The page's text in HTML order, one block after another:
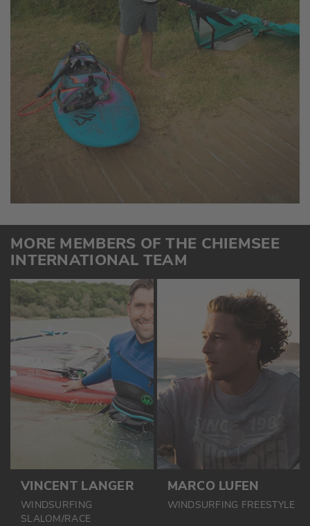
MORE MEMBERS OF THE CHIEMSEE
INTERNATIONAL TEAM
VINCENT LANGER
WINDSURFING
SLALOM/RACE
MARCO LUFEN
WINDSURFING FREESTYLE